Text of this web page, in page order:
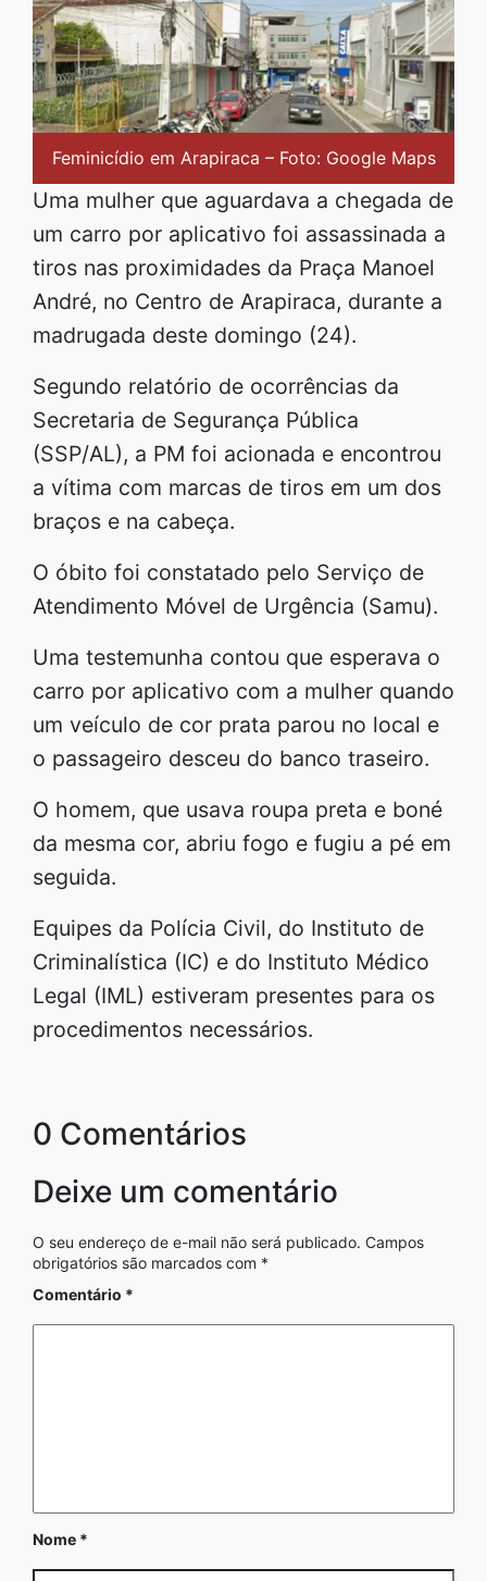
Feminicídio em Arapiraca – Foto: Google Maps
Uma mulher que aguardava a chegada de
um carro por aplicativo foi assassinada a
tiros nas proximidades da Praça Manoel
André, no Centro de Arapiraca, durante a
madrugada deste domingo (24).
Segundo relatório de ocorrências da
Secretaria de Segurança Pública
(SSP/AL), a PM foi acionada e encontrou
a vítima com marcas de tiros em um dos
braços e na cabeça.
O óbito foi constatado pelo Serviço de
Atendimento Móvel de Urgência (Samu).
Uma testemunha contou que esperava o
carro por aplicativo com a mulher quando
um veículo de cor prata parou no local e
o passageiro desceu do banco traseiro.
O homem, que usava roupa preta e boné
da mesma cor, abriu fogo e fugiu a pé em
seguida.
Equipes da Polícia Civil, do Instituto de
Criminalística (IC) e do Instituto Médico
Legal (IML) estiveram presentes para os
procedimentos necessários.
0 Comentários
Deixe um comentário
O seu endereço de e-mail não será publicado. Campos
obrigatórios são marcados com *
Comentário *
Nome *